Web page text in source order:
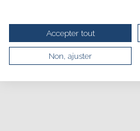
très peu nos serveurs et
acteur majeur de
Merci pour votre
ACTIVER LE
Accompagnement
socio-pédagogique
Accepter tout
Non, ajuster